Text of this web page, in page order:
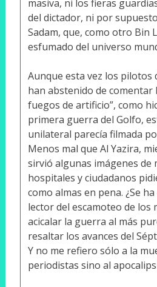
masiva, ni los fieras
del dictador, ni por
Sadam, que, como otro Bin
esfumado del universo
Aunque esta vez los pilotos
han abstenido de comentar
fuegos de artificio”, como
primera guerra del Golfo,
unilateral parecía filmada
Menos mal que Al Yazira,
sirvió algunas imágenes de
hospitales y ciudadanos
como almas en pena. ¿Se
lector del escamoteo de los
acicalar la guerra al más
resaltar los avances del
Y no me refiero sólo a la
periodistas sino al